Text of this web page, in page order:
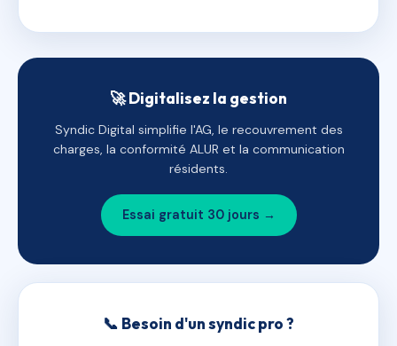
🚀 Digitalisez la gestion
Syndic Digital simplifie l'AG, le recouvrement des
charges, la conformité ALUR et la communication
résidents.
Essai gratuit 30 jours →
📞 Besoin d'un syndic pro ?